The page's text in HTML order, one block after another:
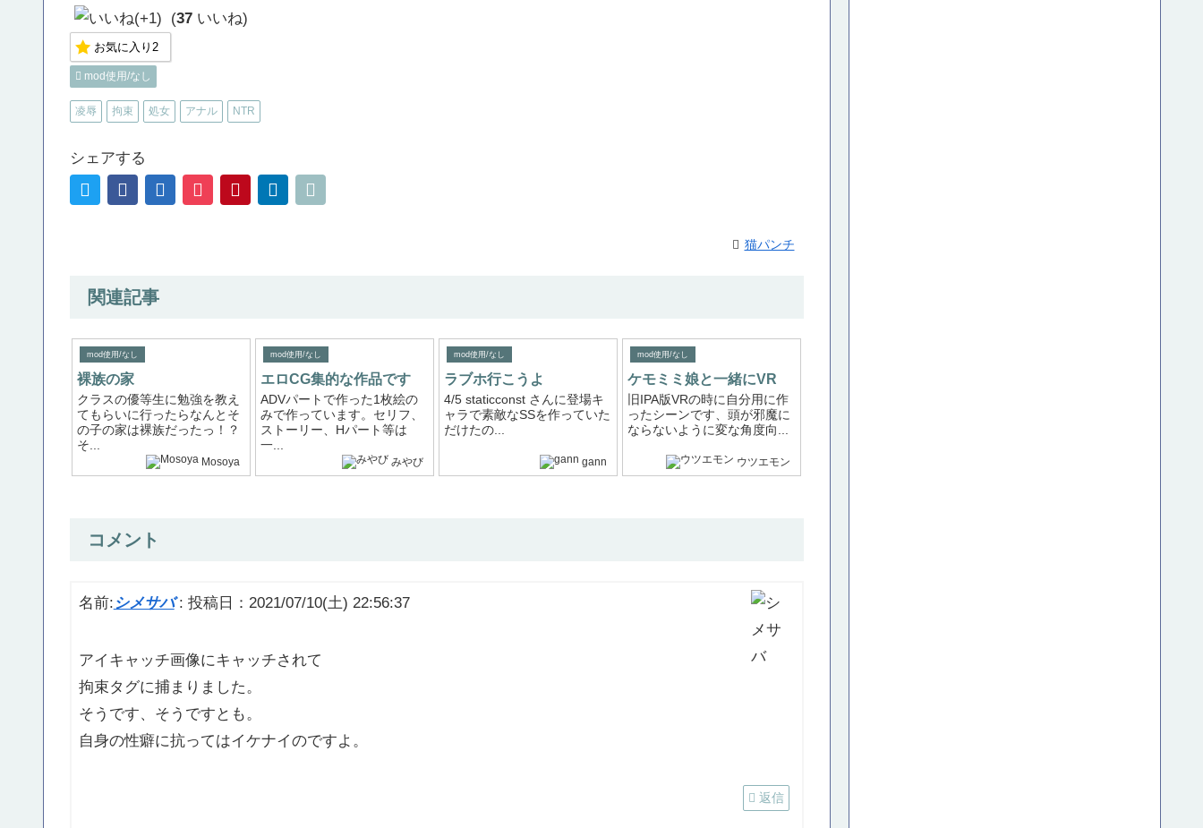
(37いいね)
お気に入り 2
mod使用/なし
凌辱 拘束 処女 アナル NTR
シェアする
猫パンチ
関連記事
mod使用/なし
裸族の家
クラスの優等生に勉強を教え
てもらいに行ったらなんとそ
の子の家は裸族だったっ！？
そ...
Mosoya
mod使用/なし
エロCG集的な作品です
ADVパートで作った1枚絵の
みで作っています。セリフ、
ストーリー、Hパート等は
一...
みやび
mod使用/なし
ラブホ行こうよ
4/5 staticconst さんに登場キ
ャラで素敵なSSを作っていた
だけたの...
gann
mod使用/なし
ケモミミ娘と一緒にVR
旧IPA版VRの時に自分用に作
ったシーンです、頭が邪魔に
ならないように変な角度向...
ウツエモン
コメント
名前:シメサバ: 投稿日：2021/07/10(土) 22:56:37
アイキャッチ画像にキャッチされて
拘束タグに捕まりました。
そうです、そうですとも。
自身の性癖に抗ってはイケナイのですよ。
返信